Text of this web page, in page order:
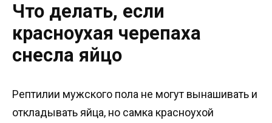
Что делать, если
красноухая черепаха
снесла яйцо
Рептилии мужского пола не могут вынашивать и
откладывать яйца, но самка красноухой